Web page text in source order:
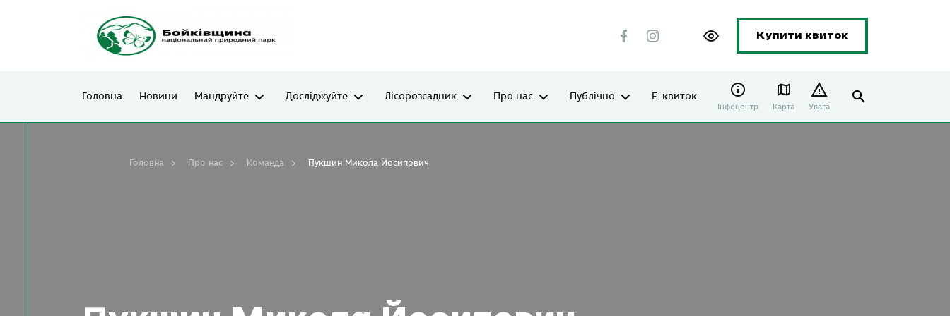
Купити квиток
Головна Новини Мандруйте Досліджуйте Лісорозсадник Про нас Публічно Е-квиток
Інфоцентр Карта Увага
Головна Про нас Команда Пукшин Микола Йосипович